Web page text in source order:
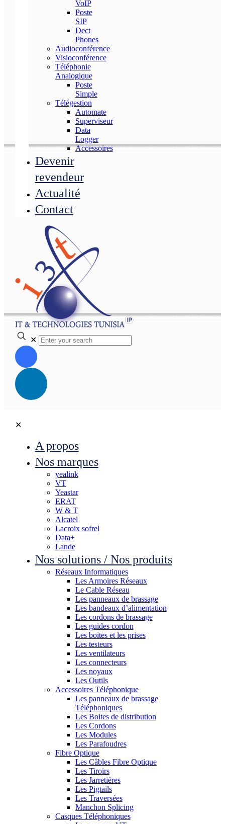
VoIP
Poste
SIP
Dect
Phones
Audioconférence
Visioconférence
Téléphonie
Analogique
Poste
Simple
Télégestion
Automate
Superviseur
Data
Logger
Accessoires
Devenir
revendeur
Actualité
Contact
✕
✕
A propos
Nos marques
yealink
VT
Yeastar
ERAT
W & T
Alcatel
Lacroix sofrel
Data+
Lande
Nos solutions / Nos produits
Réseaux Informatiques
Les Armoires Réseaux
Le Cable Réseau
Les panneaux de brassage
Les bandeaux d’alimentation
Les cordons de brassage
Les guides cordon
Les boites et les prises
Les testeurs
Les ventilateurs
Les connecteurs
Les noyaux
Les Outils
Accessoires Téléphonique
Les panneaux de brassage
Téléphoniques
Les Boites de distribution
Les Cordons
Les Modules
Les Parafoudres
Fibre Optique
Les Câbles Fibre Optique
Les Tiroirs
Les Jarretières
Les Pigtails
Les Traversées
Manchon Splicing
Casques Téléphoniques